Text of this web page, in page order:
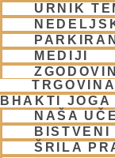
URNIK
MEDIJI
BHAKTI JOGA
NAŠA
BISTVENI
ŠRILA
(študij je temeljil
kulture, v
ljudi v Indiji še
Vendar
vedno sledijo
imeli izjemno